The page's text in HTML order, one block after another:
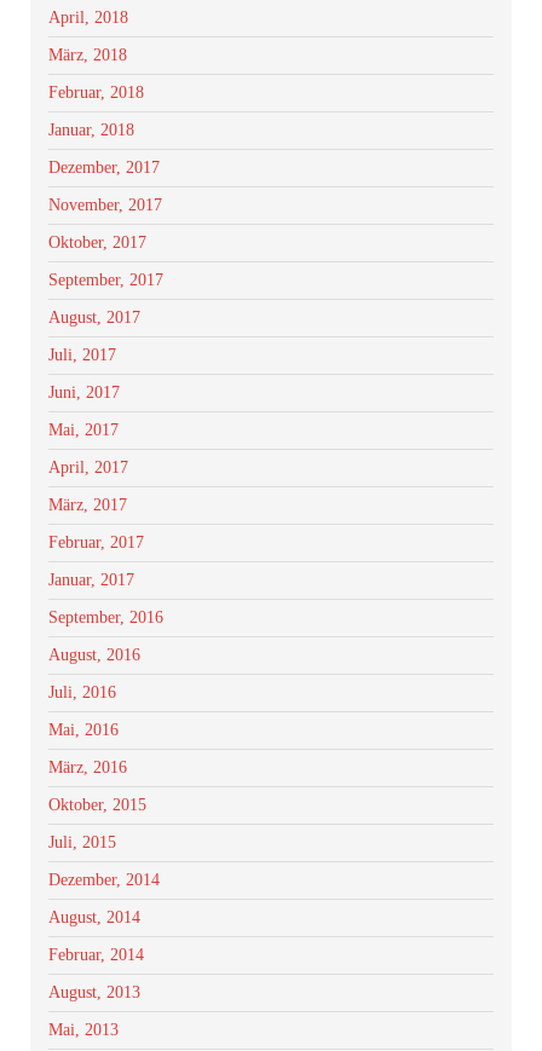
April, 2018
März, 2018
Februar, 2018
Januar, 2018
Dezember, 2017
November, 2017
Oktober, 2017
September, 2017
August, 2017
Juli, 2017
Juni, 2017
Mai, 2017
April, 2017
März, 2017
Februar, 2017
Januar, 2017
September, 2016
August, 2016
Juli, 2016
Mai, 2016
März, 2016
Oktober, 2015
Juli, 2015
Dezember, 2014
August, 2014
Februar, 2014
August, 2013
Mai, 2013